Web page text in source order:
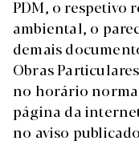
PDM, o respetivo
ambiental, o
demais
Obras
no horário
página da
no aviso